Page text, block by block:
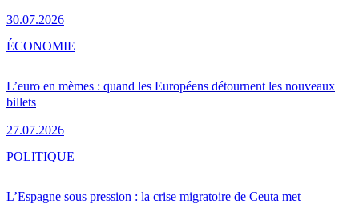
30.07.2026
L’euro en mèmes : quand les Européens détournent les nouveaux
billets
27.07.2026
ÉCONOMIE
L’Espagne sous pression : la crise migratoire de Ceuta met
POLITIQUE